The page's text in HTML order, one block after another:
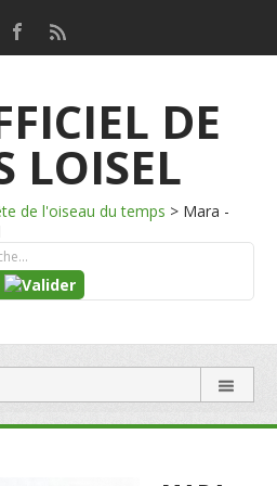
DE
LOISEL
de l'oiseau du temps > Mara -